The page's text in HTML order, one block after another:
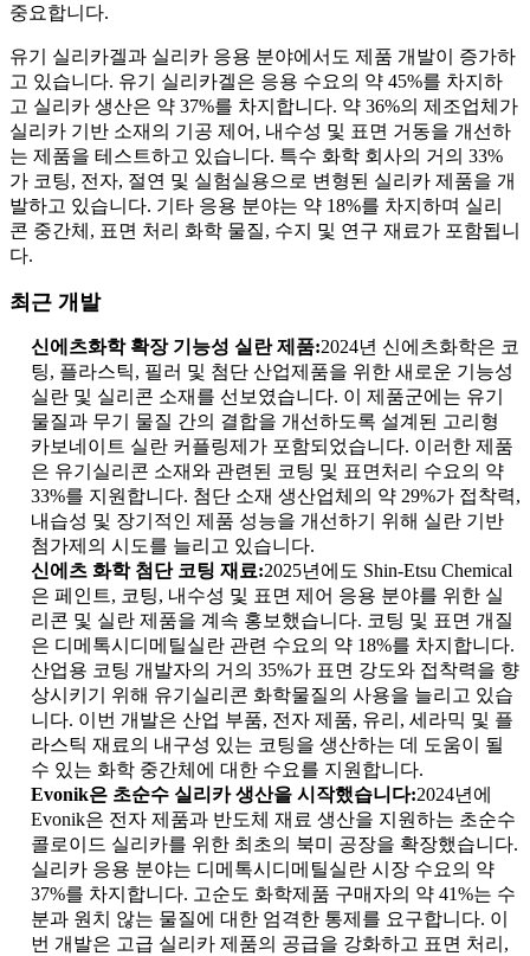
중요합니다.
유기 실리카겔과 실리카 응용 분야에서도 제품 개발이 증가하
고 있습니다. 유기 실리카겔은 응용 수요의 약 45%를 차지하
고 실리카 생산은 약 37%를 차지합니다. 약 36%의 제조업체가
실리카 기반 소재의 기공 제어, 내수성 및 표면 거동을 개선하
는 제품을 테스트하고 있습니다. 특수 화학 회사의 거의 33%
가 코팅, 전자, 절연 및 실험실용으로 변형된 실리카 제품을 개
발하고 있습니다. 기타 응용 분야는 약 18%를 차지하며 실리
콘 중간체, 표면 처리 화학 물질, 수지 및 연구 재료가 포함됩니
다.
최근 개발
신에츠화학 확장 기능성 실란 제품:2024년 신에츠화학은 코
팅, 플라스틱, 필러 및 첨단 산업제품을 위한 새로운 기능성
실란 및 실리콘 소재를 선보였습니다. 이 제품군에는 유기
물질과 무기 물질 간의 결합을 개선하도록 설계된 고리형
카보네이트 실란 커플링제가 포함되었습니다. 이러한 제품
은 유기실리콘 소재와 관련된 코팅 및 표면처리 수요의 약
33%를 지원합니다. 첨단 소재 생산업체의 약 29%가 접착력,
내습성 및 장기적인 제품 성능을 개선하기 위해 실란 기반
첨가제의 시도를 늘리고 있습니다.
신에츠 화학 첨단 코팅 재료:2025년에도 Shin-Etsu Chemical
은 페인트, 코팅, 내수성 및 표면 제어 응용 분야를 위한 실
리콘 및 실란 제품을 계속 홍보했습니다. 코팅 및 표면 개질
은 디메톡시디메틸실란 관련 수요의 약 18%를 차지합니다.
산업용 코팅 개발자의 거의 35%가 표면 강도와 접착력을 향
상시키기 위해 유기실리콘 화학물질의 사용을 늘리고 있습
니다. 이번 개발은 산업 부품, 전자 제품, 유리, 세라믹 및 플
라스틱 재료의 내구성 있는 코팅을 생산하는 데 도움이 될
수 있는 화학 중간체에 대한 수요를 지원합니다.
Evonik은 초순수 실리카 생산을 시작했습니다:2024년에
Evonik은 전자 제품과 반도체 재료 생산을 지원하는 초순수
콜로이드 실리카를 위한 최초의 북미 공장을 확장했습니다.
실리카 응용 분야는 디메톡시디메틸실란 시장 수요의 약
37%를 차지합니다. 고순도 화학제품 구매자의 약 41%는 수
분과 원치 않는 물질에 대한 엄격한 통제를 요구합니다. 이
번 개발은 고급 실리카 제품의 공급을 강화하고 표면 처리,